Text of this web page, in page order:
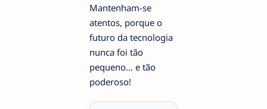
Mantenham-se
atentos, porque o
futuro da tecnologia
nunca foi tão
pequeno… e tão
poderoso!